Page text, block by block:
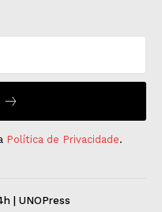
Política de Privacidade.
| UNOPress